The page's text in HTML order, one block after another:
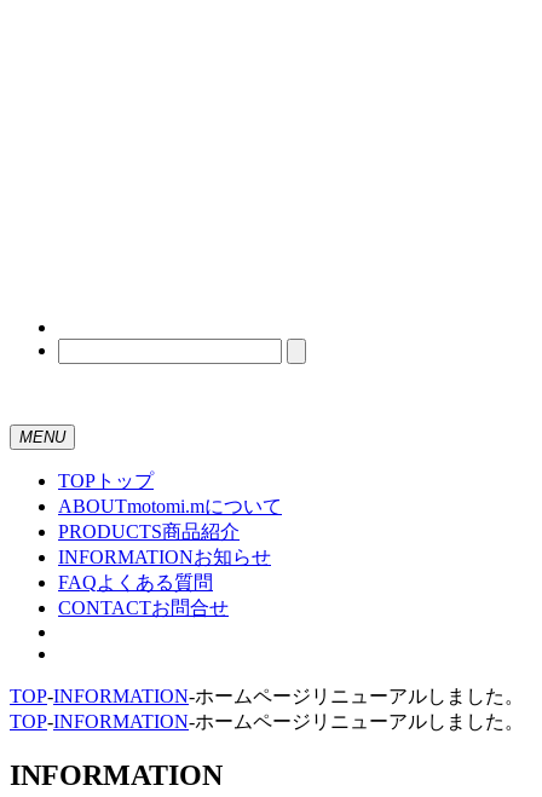
MENU
TOP トップ
ABOUTmotomi.mについて
PRODUCTS商品紹介
INFORMATIONお知らせ
FAQよくある質問
CONTACTお問合せ
TOP-INFORMATION-ホームページリニューアルしました。
TOP-INFORMATION-ホームページリニューアルしました。
INFORMATION